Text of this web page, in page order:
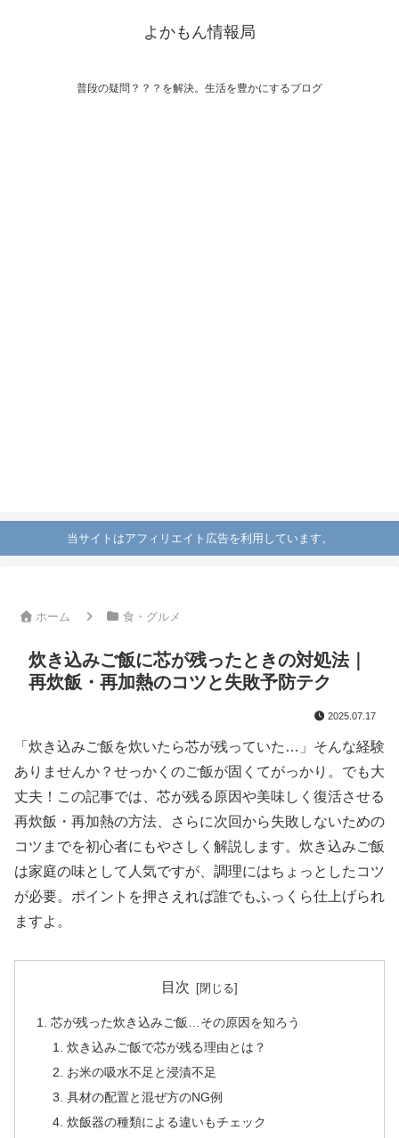
よかもん情報局
普段の疑問？？？を解決。生活を豊かにするブログ
当サイトはアフィリエイト広告を利用しています。
ホーム 食・グルメ
炊き込みご飯に芯が残ったときの対処法｜
再炊飯・再加熱のコツと失敗予防テク
2025.07.17
「炊き込みご飯を炊いたら芯が残っていた…」そんな経験
ありませんか？せっかくのご飯が固くてがっかり。でも大
丈夫！この記事では、芯が残る原因や美味しく復活させる
再炊飯・再加熱の方法、さらに次回から失敗しないための
コツまでを初心者にもやさしく解説します。炊き込みご飯
は家庭の味として人気ですが、調理にはちょっとしたコツ
が必要。ポイントを押さえれば誰でもふっくら仕上げられ
ますよ。
目次
芯が残った炊き込みご飯…その原因を知ろう
炊き込みご飯で芯が残る理由とは？
お米の吸水不足と浸漬不足
具材の配置と混ぜ方のNG例
炊飯器の種類による違いもチェック